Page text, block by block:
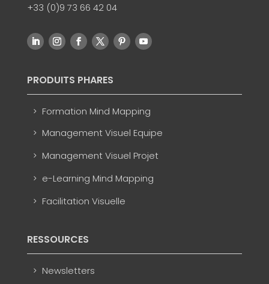
+33 (0)9 73 66 42 04
PRODUITS PHARES
Formation Mind Mapping
Management Visuel Equipe
Management Visuel Projet
e-Learning Mind Mapping
Facilitation Visuelle
RESSOURCES
Newsletters